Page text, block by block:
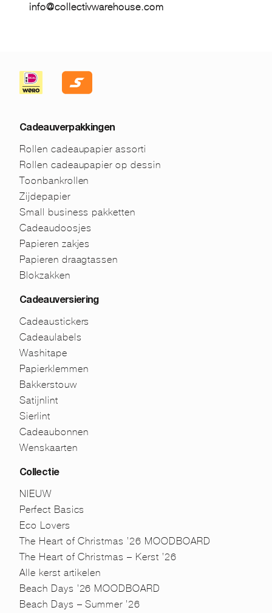
info@collectivwarehouse.com
Cadeauverpakkingen
Rollen cadeaupapier assorti
Rollen cadeaupapier op dessin
Toonbankrollen
Zijdepapier
Small business pakketten
Cadeaudoosjes
Papieren zakjes
Papieren draagtassen
Blokzakken
Cadeauversiering
Cadeaustickers
Cadeaulabels
Washitape
Papierklemmen
Bakkerstouw
Satijnlint
Sierlint
Cadeaubonnen
Wenskaarten
Collectie
NIEUW
Perfect Basics
Eco Lovers
The Heart of Christmas ’26 MOODBOARD
The Heart of Christmas – Kerst ’26
Alle kerst artikelen
Beach Days ’26 MOODBOARD
Beach Days – Summer ’26